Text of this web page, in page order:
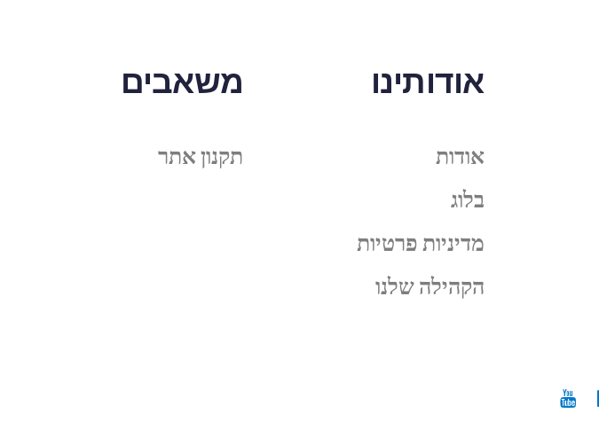
אודותינו
אודות
בלוג
מדיניות פרטיות
הקהילה שלנו
משאבים
תקנון אתר